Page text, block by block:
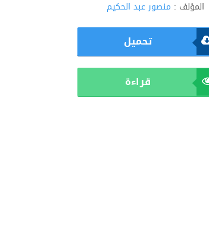
المؤلف : منصور عبد الحكيم
تحميل
قراءة